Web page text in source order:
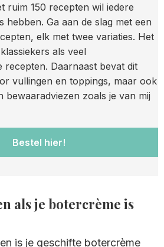
ruim 150 recepten wil iedere
hebben. Ga aan de slag met een
elk met twee variaties. Het
als veel
recepten. Daarnaast bevat dit
vullingen en toppings, maar ook
bewaaradviezen zoals je van mij
Bestel hier!
als je botercrème is
is je geschifte botercrème